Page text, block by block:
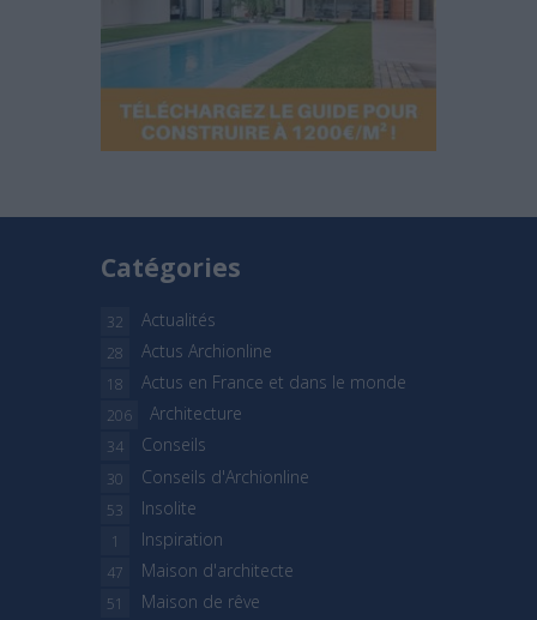
Catégories
Actualités
32
Actus Archionline
28
Actus en France et dans le monde
18
Architecture
206
Conseils
34
Conseils d'Archionline
30
Insolite
53
Inspiration
1
Maison d'architecte
47
Maison de rêve
51